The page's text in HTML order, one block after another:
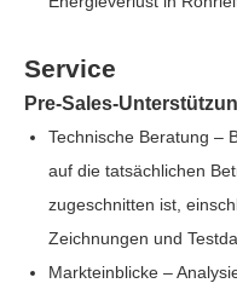
Service
Pre-Sales-
Technische Beratung –
auf die tatsächlichen
zugeschnitten ist,
Zeichnungen und
Markteinblicke –